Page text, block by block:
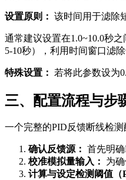
设置原则： 该时间用于滤除
通常建议设置在1.0~10.0秒
5-10秒），利用时间窗口滤除
特殊设置： 若将此参数设为
三、配置流程与步
一个完整的PID反馈断线检测
确认反馈源： 首先明
校准模拟量输入：
为
计算与设定检测阈值（